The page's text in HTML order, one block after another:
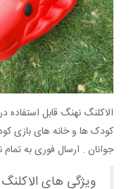
الاکلنگ نهنگ قابل استفاده
کودک ها و خانه های بازی
جوانان . ارسال فوری به
ویژگی های